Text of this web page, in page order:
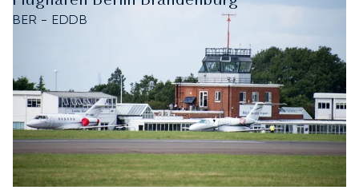
BER - EDDB